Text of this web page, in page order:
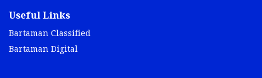
Useful Links
Bartaman Classified
Bartaman Digital